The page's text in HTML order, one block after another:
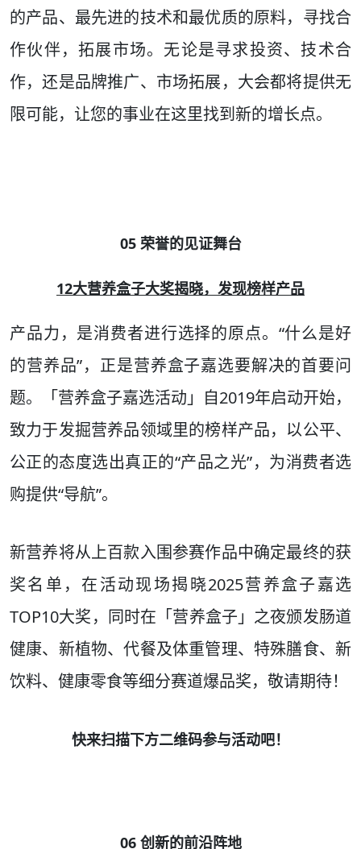
的产品、最先进的技术和最优质的原料，寻找合
作伙伴，拓展市场。无论是寻求投资、技术合
作，还是品牌推广、市场拓展，大会都将提供无
限可能，让您的事业在这里找到新的增长点。
05 荣誉的见证舞台
12大营养盒子大奖揭晓，发现榜样产品
产品力，是消费者进行选择的原点。“什么是好
的营养品”，正是营养盒子嘉选要解决的首要问
题。「营养盒子嘉选活动」自2019年启动开始，
致力于发掘营养品领域里的榜样产品，以公平、
公正的态度选出真正的“产品之光”，为消费者选
购提供“导航”。
新营养将从上百款入围参赛作品中确定最终的获
奖名单，在活动现场揭晓2025营养盒子嘉选
TOP10大奖，同时在「营养盒子」之夜颁发肠道
健康、新植物、代餐及体重管理、特殊膳食、新
饮料、健康零食等细分赛道爆品奖，敬请期待！
快来扫描下方二维码参与活动吧！
06 创新的前沿阵地